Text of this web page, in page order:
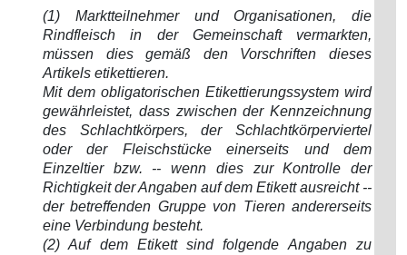
(1) Marktteilnehmer und Organisationen, die
Rindfleisch in der Gemeinschaft vermarkten,
müssen dies gemäß den Vorschriften dieses
Artikels etikettieren.
Mit dem obligatorischen Etikettierungssystem wird
gewährleistet, dass zwischen der Kennzeichnung
des Schlachtkörpers, der Schlachtkörperviertel
oder der Fleischstücke einerseits und dem
Einzeltier bzw. -- wenn dies zur Kontrolle der
Richtigkeit der Angaben auf dem Etikett ausreicht --
der betreffenden Gruppe von Tieren andererseits
eine Verbindung besteht.
(2) Auf dem Etikett sind folgende Angaben zu